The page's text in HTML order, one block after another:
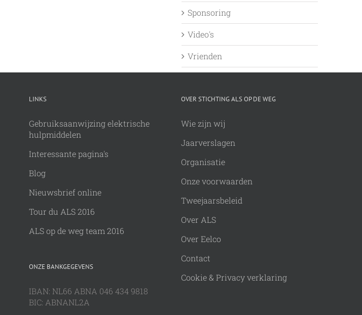
Sponsoring
Video's
Vrienden
LINKS
Gebruiksaanwijzing elektrische
hulpmiddelen
Interessante pagina's
Blog
Nieuwsbrief online
Tour du ALS 2016
ALS op de weg team 2016
ONZE BANKGEGEVENS
IBAN: NL66 ABNA 046 434 9818
BIC: ABNANL2A
OVER STICHTING ALS OP DE WEG
Wie zijn wij
Jaarverslagen
Organisatie
Onze voorwaarden
Tweejaarsbeleid
Over ALS
Over Eelco
Contact
Cookie & Privacy verklaring